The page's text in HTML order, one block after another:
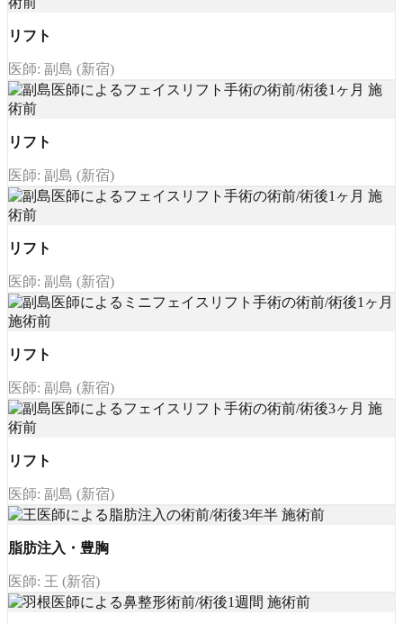
リフト
医師: 副島 (新宿)
リフト
医師: 副島 (新宿)
リフト
医師: 副島 (新宿)
リフト
医師: 副島 (新宿)
リフト
医師: 副島 (新宿)
脂肪注入・豊胸
医師: 王 (新宿)